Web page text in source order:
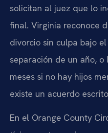
solicitan al juez que lo
final. Virginia reconoce
divorcio sin culpa bajo
separación de un año,
meses si no hay hijos
existe un acuerdo
En el Orange County